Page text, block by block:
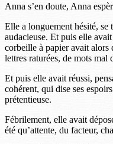
Anna s’en doute, Anna
Elle a longuement hésité,
audacieuse. Et puis elle
corbeille à papier avait
lettres raturées, de mots mal
Et puis elle avait réussi,
cohérent, qui dise ses
prétentieuse.
Fébrilement, elle avait
été qu’attente, du facteur,